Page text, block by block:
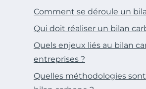
Comment se déroule un
Qui doit réaliser un bilan
Quels enjeux liés au bilan
entreprises ?
Quelles méthodologies